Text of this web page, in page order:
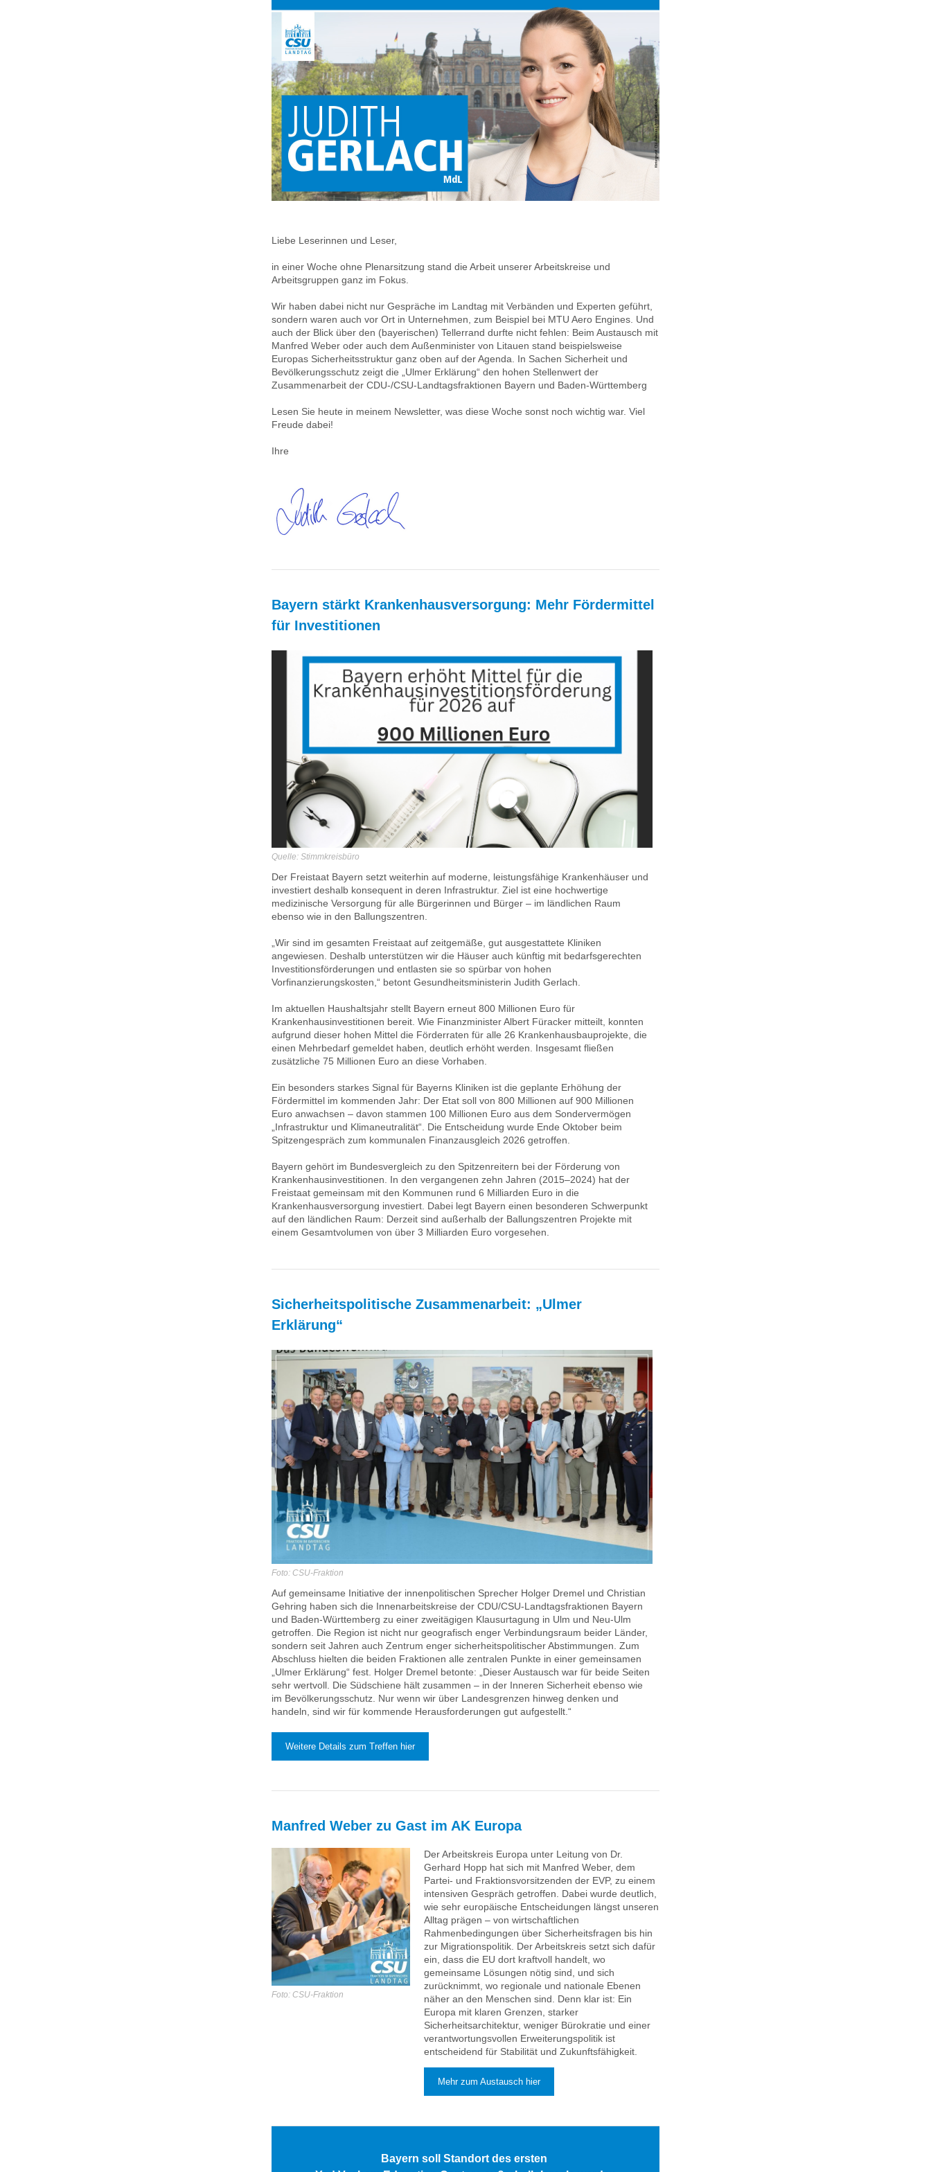
‌Liebe Leserinnen und Leser,
in einer Woche ohne Plenarsitzung stand die Arbeit unserer Arbeitskreise und
Arbeitsgruppen ganz im Fokus.
Wir haben dabei nicht nur Gespräche im Landtag mit Verbänden und Experten geführt,
sondern waren auch vor Ort in Unternehmen, zum Beispiel bei MTU Aero Engines. Und
auch der Blick über den (bayerischen) Tellerrand durfte nicht fehlen: Beim Austausch mit
Manfred Weber oder auch dem Außenminister von Litauen stand beispielsweise
Europas Sicherheitsstruktur ganz oben auf der Agenda. In Sachen Sicherheit und
Bevölkerungsschutz zeigt die „Ulmer Erklärung“ den hohen Stellenwert der
Zusammenarbeit der CDU-/CSU-Landtagsfraktionen Bayern und Baden-Württemberg
Lesen Sie heute in meinem Newsletter, was diese Woche sonst noch wichtig war. Viel
Freude dabei!
Ihre
Bayern stärkt Krankenhausversorgung: Mehr Fördermittel
für Investitionen
Quelle: Stimmkreisbüro
Der Freistaat Bayern setzt weiterhin auf moderne, leistungsfähige Krankenhäuser und
investiert deshalb konsequent in deren Infrastruktur. Ziel ist eine hochwertige
medizinische Versorgung für alle Bürgerinnen und Bürger – im ländlichen Raum
ebenso wie in den Ballungszentren.
„Wir sind im gesamten Freistaat auf zeitgemäße, gut ausgestattete Kliniken
angewiesen. Deshalb unterstützen wir die Häuser auch künftig mit bedarfsgerechten
Investitionsförderungen und entlasten sie so spürbar von hohen
Vorfinanzierungskosten,“ betont Gesundheitsministerin Judith Gerlach.
Im aktuellen Haushaltsjahr stellt Bayern erneut 800 Millionen Euro für
Krankenhausinvestitionen bereit. Wie Finanzminister Albert Füracker mitteilt, konnten
aufgrund dieser hohen Mittel die Förderraten für alle 26 Krankenhausbauprojekte, die
einen Mehrbedarf gemeldet haben, deutlich erhöht werden. Insgesamt fließen
zusätzliche 75 Millionen Euro an diese Vorhaben.
Ein besonders starkes Signal für Bayerns Kliniken ist die geplante Erhöhung der
Fördermittel im kommenden Jahr: Der Etat soll von 800 Millionen auf 900 Millionen
Euro anwachsen – davon stammen 100 Millionen Euro aus dem Sondervermögen
„Infrastruktur und Klimaneutralität“. Die Entscheidung wurde Ende Oktober beim
Spitzengespräch zum kommunalen Finanzausgleich 2026 getroffen.
Bayern gehört im Bundesvergleich zu den Spitzenreitern bei der Förderung von
Krankenhausinvestitionen. In den vergangenen zehn Jahren (2015–2024) hat der
Freistaat gemeinsam mit den Kommunen rund 6 Milliarden Euro in die
Krankenhausversorgung investiert. Dabei legt Bayern einen besonderen Schwerpunkt
auf den ländlichen Raum: Derzeit sind außerhalb der Ballungszentren Projekte mit
einem Gesamtvolumen von über 3 Milliarden Euro vorgesehen.
Sicherheitspolitische Zusammenarbeit: „Ulmer
Erklärung“
Foto: CSU-Fraktion
Auf gemeinsame Initiative der innenpolitischen Sprecher Holger Dremel und Christian
Gehring haben sich die Innenarbeitskreise der CDU/CSU-Landtagsfraktionen Bayern
und Baden-Württemberg zu einer zweitägigen Klausurtagung in Ulm und Neu-Ulm
getroffen. Die Region ist nicht nur geografisch enger Verbindungsraum beider Länder,
sondern seit Jahren auch Zentrum enger sicherheitspolitischer Abstimmungen. Zum
Abschluss hielten die beiden Fraktionen alle zentralen Punkte in einer gemeinsamen
„Ulmer Erklärung“ fest. Holger Dremel betonte: „Dieser Austausch war für beide Seiten
sehr wertvoll. Die Südschiene hält zusammen – in der Inneren Sicherheit ebenso wie
im Bevölkerungsschutz. Nur wenn wir über Landesgrenzen hinweg denken und
handeln, sind wir für kommende Herausforderungen gut aufgestellt.“
Weitere Details zum Treffen hier
Manfred Weber zu Gast im AK Europa
Foto: CSU-Fraktion
Der Arbeitskreis Europa unter Leitung von Dr.
Gerhard Hopp hat sich mit Manfred Weber, dem
Partei- und Fraktionsvorsitzenden der EVP, zu einem
intensiven Gespräch getroffen. Dabei wurde deutlich,
wie sehr europäische Entscheidungen längst unseren
Alltag prägen – von wirtschaftlichen
Rahmenbedingungen über Sicherheitsfragen bis hin
zur Migrationspolitik. Der Arbeitskreis setzt sich dafür
ein, dass die EU dort kraftvoll handelt, wo
gemeinsame Lösungen nötig sind, und sich
zurücknimmt, wo regionale und nationale Ebenen
näher an den Menschen sind. Denn klar ist: Ein
Europa mit klaren Grenzen, starker
Sicherheitsarchitektur, weniger Bürokratie und einer
verantwortungsvollen Erweiterungspolitik ist
entscheidend für Stabilität und Zukunftsfähigkeit.
Mehr zum Austausch hier
Bayern soll Standort des ersten